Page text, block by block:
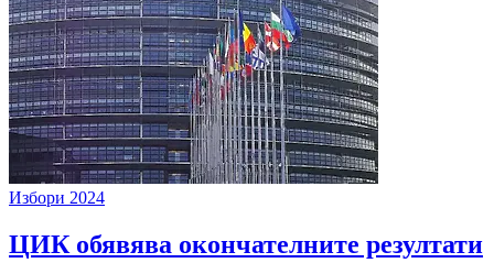
Избори 2024
ЦИК обявява окончателните резултати